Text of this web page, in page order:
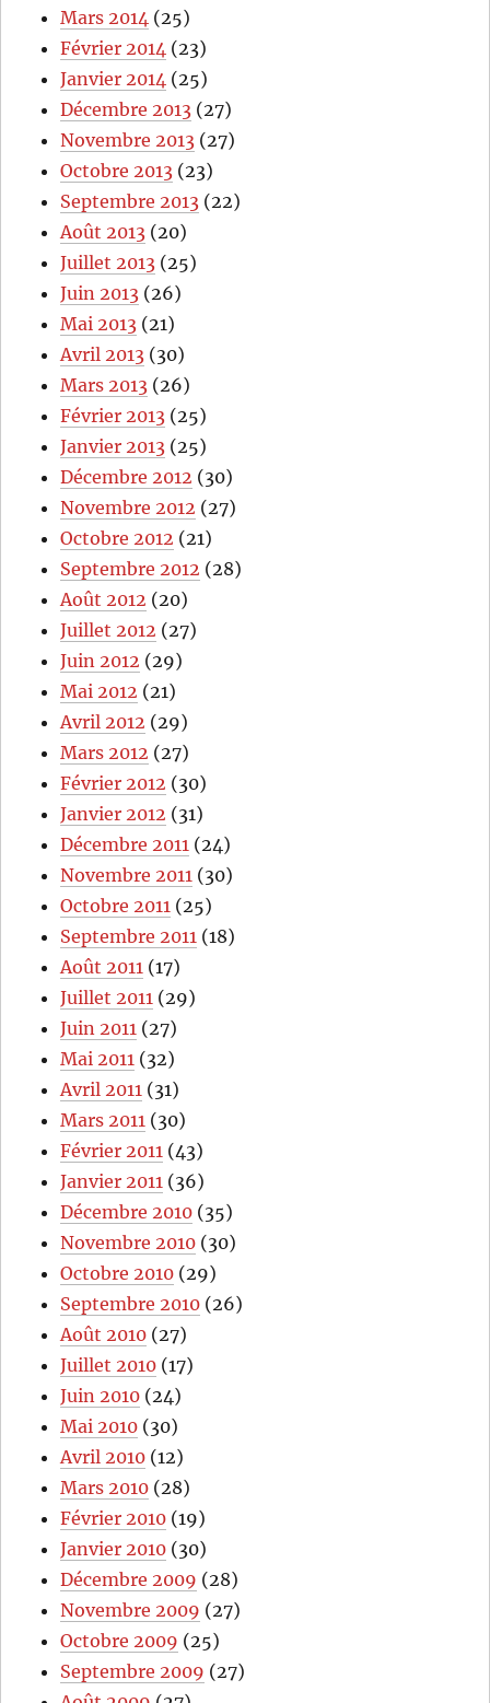
Mars 2014 (25)
Février 2014 (23)
Janvier 2014 (25)
Décembre 2013 (27)
Novembre 2013 (27)
Octobre 2013 (23)
Septembre 2013 (22)
Août 2013 (20)
Juillet 2013 (25)
Juin 2013 (26)
Mai 2013 (21)
Avril 2013 (30)
Mars 2013 (26)
Février 2013 (25)
Janvier 2013 (25)
Décembre 2012 (30)
Novembre 2012 (27)
Octobre 2012 (21)
Septembre 2012 (28)
Août 2012 (20)
Juillet 2012 (27)
Juin 2012 (29)
Mai 2012 (21)
Avril 2012 (29)
Mars 2012 (27)
Février 2012 (30)
Janvier 2012 (31)
Décembre 2011 (24)
Novembre 2011 (30)
Octobre 2011 (25)
Septembre 2011 (18)
Août 2011 (17)
Juillet 2011 (29)
Juin 2011 (27)
Mai 2011 (32)
Avril 2011 (31)
Mars 2011 (30)
Février 2011 (43)
Janvier 2011 (36)
Décembre 2010 (35)
Novembre 2010 (30)
Octobre 2010 (29)
Septembre 2010 (26)
Août 2010 (27)
Juillet 2010 (17)
Juin 2010 (24)
Mai 2010 (30)
Avril 2010 (12)
Mars 2010 (28)
Février 2010 (19)
Janvier 2010 (30)
Décembre 2009 (28)
Novembre 2009 (27)
Octobre 2009 (25)
Septembre 2009 (27)